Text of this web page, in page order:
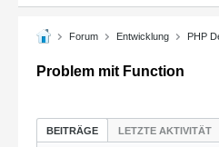
Forum Entwicklung PHP
Problem mit Function
BEITRÄGE LETZTE AKTIVITÄT